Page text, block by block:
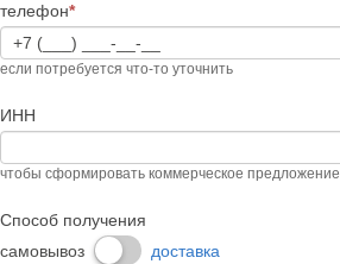
телефон*
если потребуется что-то уточнить
ИНН
чтобы сформировать коммерческое предложение
Способ получения
самовывоз
доставка